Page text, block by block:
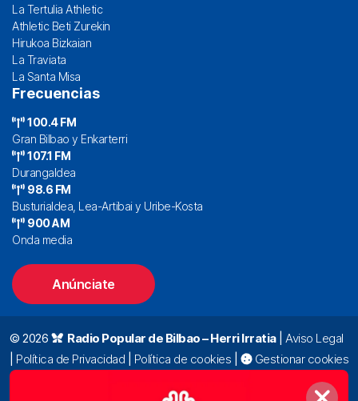
La Tertulia Athletic
Athletic Beti Zurekin
Hirukoa Bizkaian
La Traviata
La Santa Misa
Frecuencias
100.4 FM
Gran Bilbao y Enkarterri
107.1 FM
Durangaldea
98.6 FM
Busturialdea, Lea-Artibai y Uribe-Kosta
900 AM
Onda media
Anúnciate
© 2026 Radio Popular de Bilbao – Herri Irratia| Aviso Legal
Política de Privacidad Política de cookies
Gestionar cookies
Alda. Mazarredo, 47 – 7º 48009 Bilbao |
|